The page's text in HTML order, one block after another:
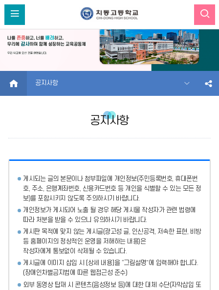
HOME 공지사항
공지사항
게시되는 글의 본문이나 첨부파일에
개인정보(주민등록번호, 휴대폰번
호, 주소, 은행계좌번호, 신용카드번호 등 개인을 식별할 수 있는 모든 정
보)를 포함시키지 않도록 주의하시기 바랍니다.
개인정보가 게시되어 노출 될 경우 해당 게시물 작성자가 관련 법령에
따라 처분을 받을 수 있으니 유의하시기 바랍니다.
게시판 목적에 맞지 않는 게시글(광고성 글, 인신공격, 저속한 표현, 비방
등 홈페이지의 정상적인 운영을 저해하는 내용)은
작성자에게 통보없이 삭제될 수 있습니다.
게시글에 이미지 삽입 시 [상세 내용]을 “그림설명”에 입력해야 합니다.
(장애인차별금지법에 따른 웹접근성 준수)
외부 동영상 탑재 시 콘텐츠(음성정보 등)에 대한 대체 수단(자막삽입 또